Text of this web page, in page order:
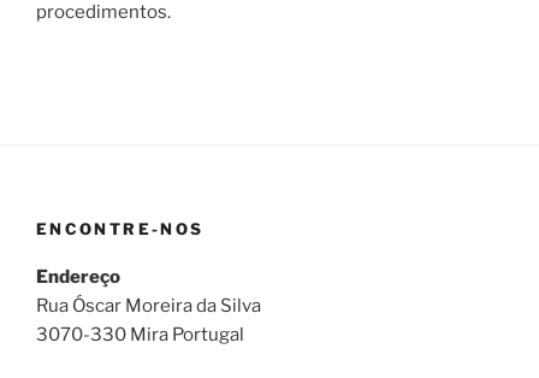
procedimentos.
ENCONTRE-NOS
Endereço
Rua Óscar Moreira da Silva
3070-330 Mira Portugal